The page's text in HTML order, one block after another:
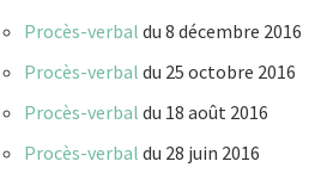
Procès-verbal du 8 décembre 2016
Procès-verbal du 25 octobre 2016
Procès-verbal du 18 août 2016
Procès-verbal du 28 juin 2016